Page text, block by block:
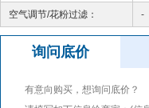
空气调节/花粉过滤： -